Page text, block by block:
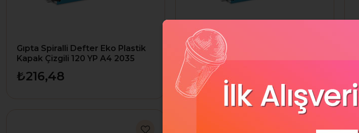
Gıpta Spiralli Defter Eko Plastik
Kapak Çizgili 120 YP A4 2035
₺216,48
Gıpta Spiralli Defter Eko Plastik
Kapak Kareli 120 YP A4 2036
₺216,48